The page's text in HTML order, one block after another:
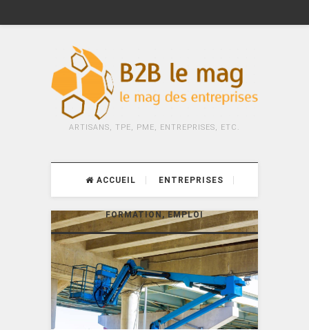
ARTISANS, TPE, PME, ENTREPRISES, ETC.
ACCUEIL ENTREPRISES
FORMATION, EMPLOI